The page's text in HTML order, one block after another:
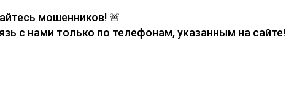
мошенников! 🚨
с нами только по телефонам, указанным на сайте!